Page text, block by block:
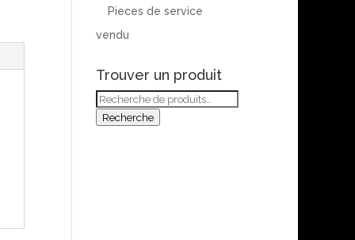
Pieces de service
vendu
Trouver un produit
Recherche
pour :
Recherche